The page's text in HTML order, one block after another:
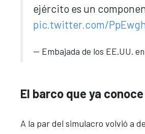
ejército es un
pic.twitter.com/
— Embajada de los EE.UU.
El barco que ya
A la par del simulacro volvió a